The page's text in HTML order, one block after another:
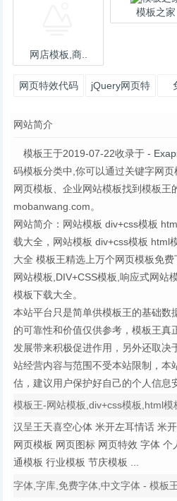
网店模板,商..
模板之家
网页特效代码
jQuery网页特
网站简介
模板王于2019-07-22收录于 -
码模板分类中,你可以通过关键字网
网页模板、企业网站模板找到模板王
mobanwang.com。
网站简介：网站模板 div+css模板
载大全，网站模板 div+css模板 html
大全 模板王精选上万个网页模板免
网站模板,DIV+CSS模板,响应式网站
模板下载大全。
本站平台只是简单供模板王的基础数
的可靠性和价值仅供参考，模板王真
发展带来积极促进作用，另外还取决
站经营内容与范围不受本站限制，本
估，建议用户保护好自己的个人信息
模板王-网站模板,div+css模板,html
汉呈王天喜空心体 米开左耳情话 米
网页模板 网页图标 网页特效 字体
通模板 行业模板 节庆模板 ...
字体,字库,免费字体,中文字体 - 模板